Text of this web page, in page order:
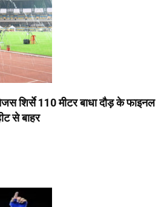
शिर्से 110 मीटर बाधा दौड़ के फाइनल
से बाहर